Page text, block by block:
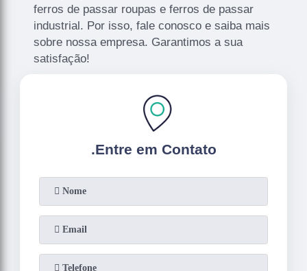
ferros de passar roupas e ferros de passar
industrial. Por isso, fale conosco e saiba mais
sobre nossa empresa. Garantimos a sua
satisfação!
.Entre em Contato